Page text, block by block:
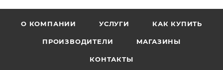
О КОМПАНИИ УСЛУГИ КАК КУПИТЬ
ПРОИЗВОДИТЕЛИ МАГАЗИНЫ
КОНТАКТЫ